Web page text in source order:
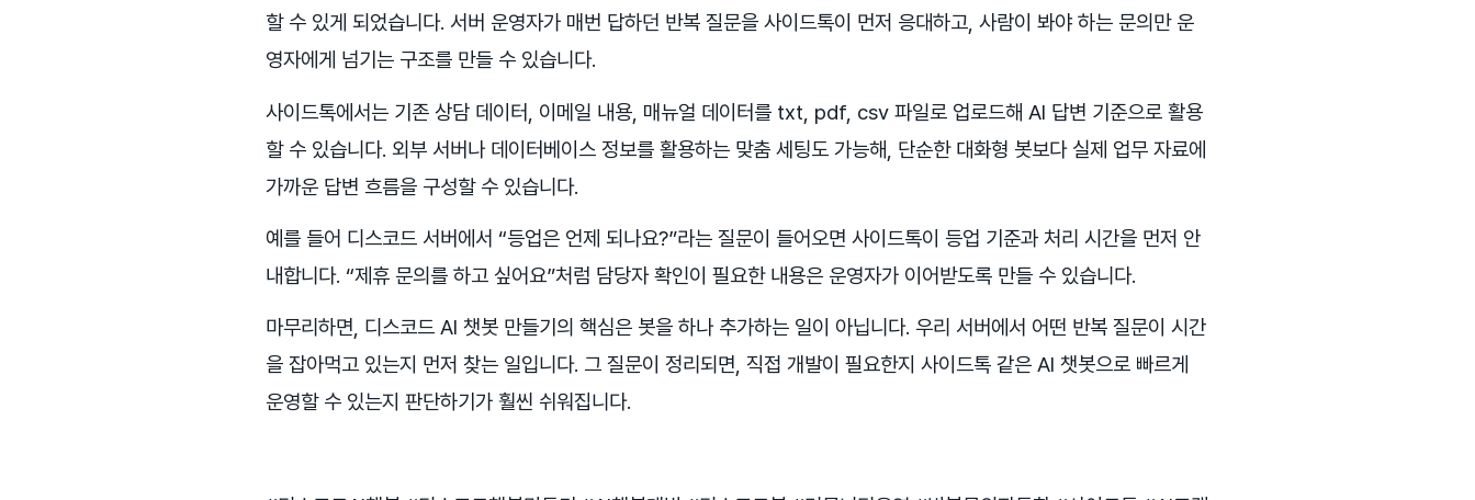
할 수 있게 되었습니다. 서버 운영자가 매번 답하던 반복 질문을 사이드톡이 먼저 응대하고, 사람이 봐야 하는 문의만 운
영자에게 넘기는 구조를 만들 수 있습니다.
사이드톡에서는 기존 상담 데이터, 이메일 내용, 매뉴얼 데이터를 txt, pdf, csv 파일로 업로드해 AI 답변 기준으로 활용
할 수 있습니다. 외부 서버나 데이터베이스 정보를 활용하는 맞춤 세팅도 가능해, 단순한 대화형 봇보다 실제 업무 자료에
가까운 답변 흐름을 구성할 수 있습니다.
예를 들어 디스코드 서버에서 “등업은 언제 되나요?”라는 질문이 들어오면 사이드톡이 등업 기준과 처리 시간을 먼저 안
내합니다. “제휴 문의를 하고 싶어요”처럼 담당자 확인이 필요한 내용은 운영자가 이어받도록 만들 수 있습니다.
마무리하면, 디스코드 AI 챗봇 만들기의 핵심은 봇을 하나 추가하는 일이 아닙니다. 우리 서버에서 어떤 반복 질문이 시간
을 잡아먹고 있는지 먼저 찾는 일입니다. 그 질문이 정리되면, 직접 개발이 필요한지 사이드톡 같은 AI 챗봇으로 빠르게
운영할 수 있는지 판단하기가 훨씬 쉬워집니다.